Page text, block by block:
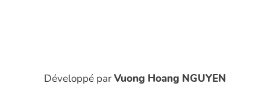
Développé parVuong Hoang NGUYEN